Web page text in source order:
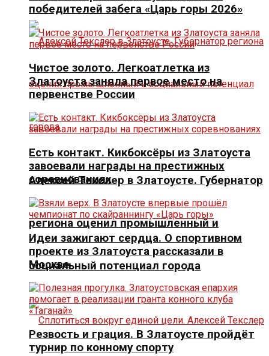
Алексей Текслер в Златоусте. Губернатор
региона оценил промышленный и
социальный потенциал города
победителей забега «Царь горы 2026»
Чистое золото. Легкоатлетка из
Златоуста заняла первое место на
первенстве России
Есть контакт. Кикбоксёры из Златоуста
завоевали награды на престижных
соревнованиях
Идеи зажигают сердца. О спортивном
проекте из Златоуста рассказали в
Москве
Резвость и грация. В Златоусте пройдёт
турнир по конному спорту